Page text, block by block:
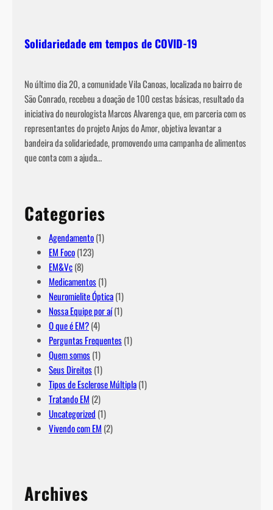
Solidariedade em tempos de COVID-19
No último dia 20, a comunidade Vila Canoas, localizada no bairro de
São Conrado, recebeu a doação de 100 cestas básicas, resultado da
iniciativa do neurologista Marcos Alvarenga que, em parceria com os
representantes do projeto Anjos do Amor, objetiva levantar a
bandeira da solidariedade, promovendo uma campanha de alimentos
que conta com a ajuda…
Categories
Agendamento(1)
EM Foco(123)
EM&Vc(8)
Medicamentos(1)
Neuromielite Óptica(1)
Nossa Equipe por aí(1)
O que é EM?(4)
Perguntas Frequentes(1)
Quem somos(1)
Seus Direitos(1)
Tipos de Esclerose Múltipla(1)
Tratando EM (2)
Uncategorized (1)
Vivendo com EM (2)
Archives